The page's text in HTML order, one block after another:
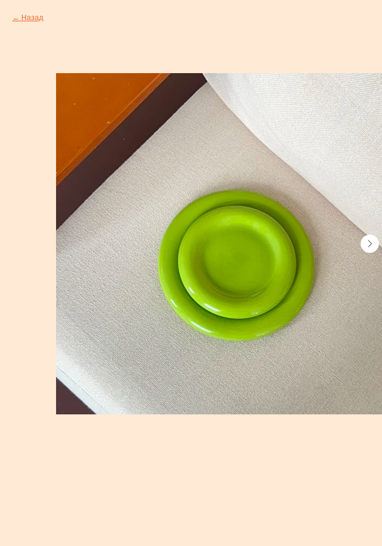
Назад